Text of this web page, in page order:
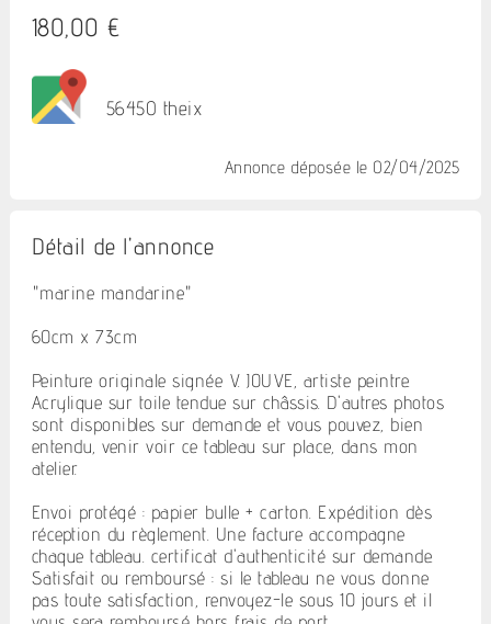
180,00 €
56450 theix
Annonce déposée le 02/04/2025
Détail de l'annonce
"marine mandarine"
60cm x 73cm
Peinture originale signée V. JOUVE, artiste peintre.
Acrylique sur toile tendue sur châssis. D'autres photos
sont disponibles sur demande et vous pouvez, bien
entendu, venir voir ce tableau sur place, dans mon
atelier.
Envoi protégé : papier bulle + carton. Expédition dès
réception du règlement. Une facture accompagne
chaque tableau. certificat d'authenticité sur demande.
Satisfait ou remboursé : si le tableau ne vous donne
pas toute satisfaction, renvoyez-le sous 10 jours et il